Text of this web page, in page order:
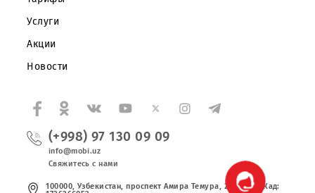
Публичная оферта
Вакансии
Услуги
Акции
Новости